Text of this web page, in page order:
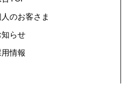
のお客さま
知らせ
情報